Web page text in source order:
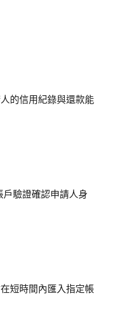
的信用紀錄與還款能
驗證確認申請人身
短時間內匯入指定帳